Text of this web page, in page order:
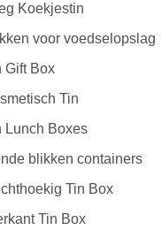
Koekjestin
voor voedselopslag
Gift Box
Tin
Lunch Boxes
blikken containers
Tin Box
Tin Box